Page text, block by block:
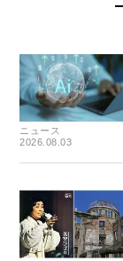
ニュース
2026.08.03